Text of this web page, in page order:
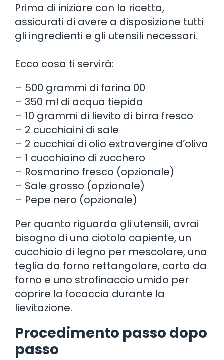
Prima di iniziare con la ricetta,
assicurati di avere a disposizione tutti
gli ingredienti e gli utensili necessari.
Ecco cosa ti servirà:
– 500 grammi di farina 00
– 350 ml di acqua tiepida
– 10 grammi di lievito di birra fresco
– 2 cucchiaini di sale
– 2 cucchiai di olio extravergine d’oliva
– 1 cucchiaino di zucchero
– Rosmarino fresco (opzionale)
– Sale grosso (opzionale)
– Pepe nero (opzionale)
Per quanto riguarda gli utensili, avrai
bisogno di una ciotola capiente, un
cucchiaio di legno per mescolare, una
teglia da forno rettangolare, carta da
forno e uno strofinaccio umido per
coprire la focaccia durante la
lievitazione.
Procedimento passo dopo
passo